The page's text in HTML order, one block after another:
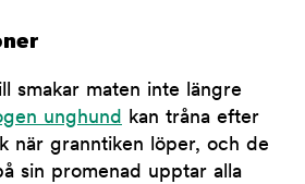
smakar maten inte längre
unghund kan tråna efter
när granntiken löper, och de
sin promenad upptar alla